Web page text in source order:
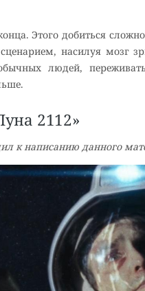
Этого добиться
насилуя мозг
людей,
2112»
к написанию данного